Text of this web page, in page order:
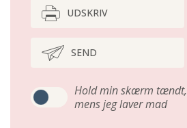
UDSKRIV
SEND
Hold min skærm tændt,
mens jeg laver mad